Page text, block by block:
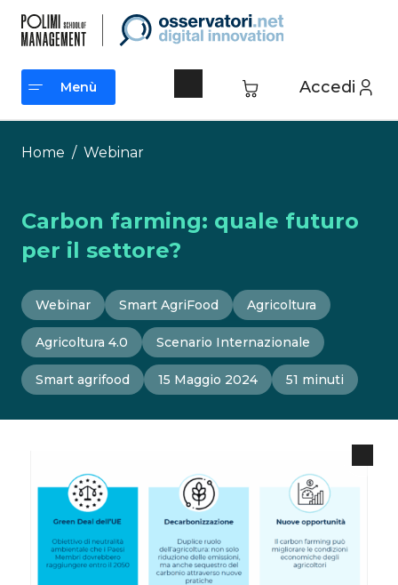
contenuto
Accedi
Menù
Menù
Home / Webinar
Carbon farming: quale futuro
per il settore?
Webinar Smart AgriFood Agricoltura
Agricoltura 4.0 Scenario Internazionale
Smart agrifood 15 Maggio 2024 51 minuti